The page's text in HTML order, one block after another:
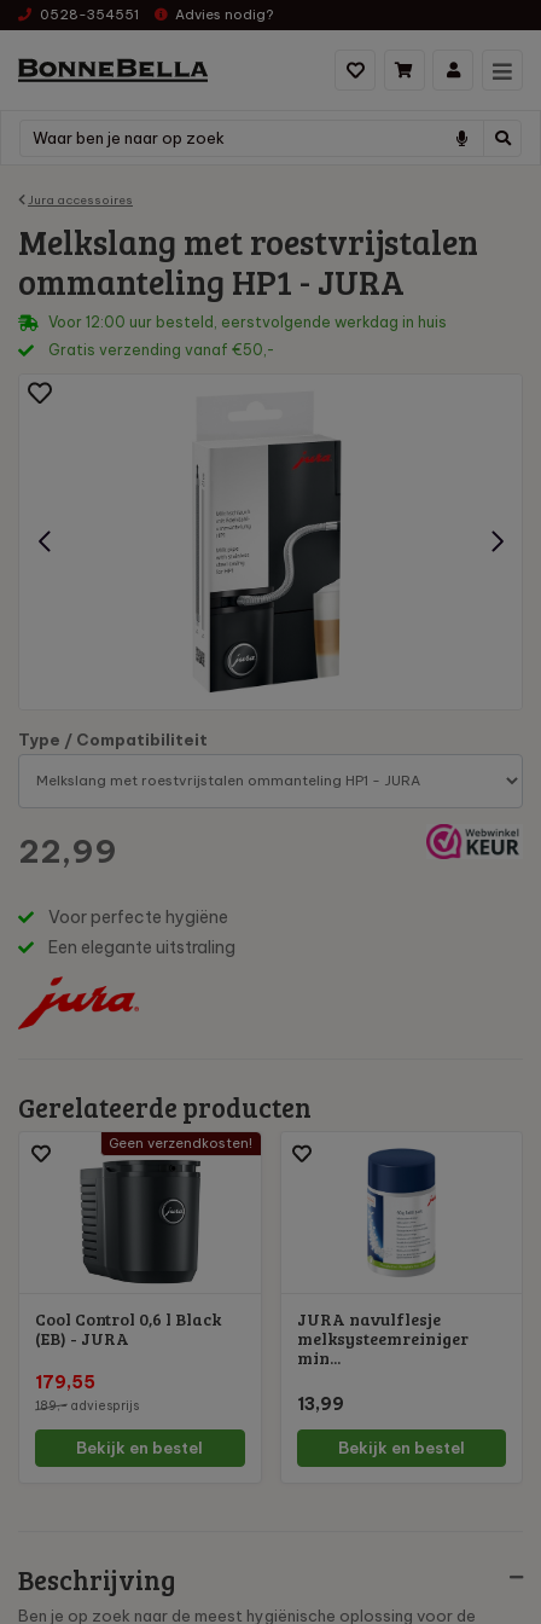
0528-354551 Advies nodig?
Jura accessoires
Melkslang met roestvrijstalen
ommanteling HP1 - JURA
Voor perfecte hygiëne
Een elegante uitstraling
Type / Compatibiliteit
22,99
Voor 12:00 uur besteld, eerstvolgende werkdag in huis
Gratis verzending vanaf €50,-
Beschrijving
Ben je op zoek naar de meest hygiënische oplossing voor de
Gerelateerde producten
Geen verzendkosten!
Cool Control 0,6 l Black
(EB) - JURA
179,55
189,- adviesprijs
Bekijk en bestel
JURA navulflesje
melksysteemreiniger
min...
13,99
Bekijk en bestel